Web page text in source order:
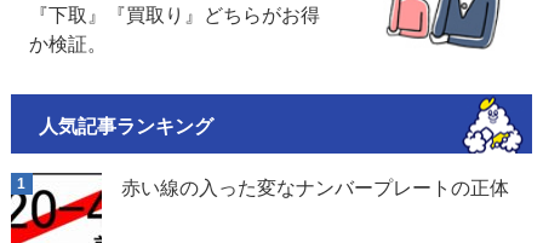
『下取』『買取り』どちらがお得
か検証。
人気記事ランキング
赤い線の入った変なナンバープレートの正体